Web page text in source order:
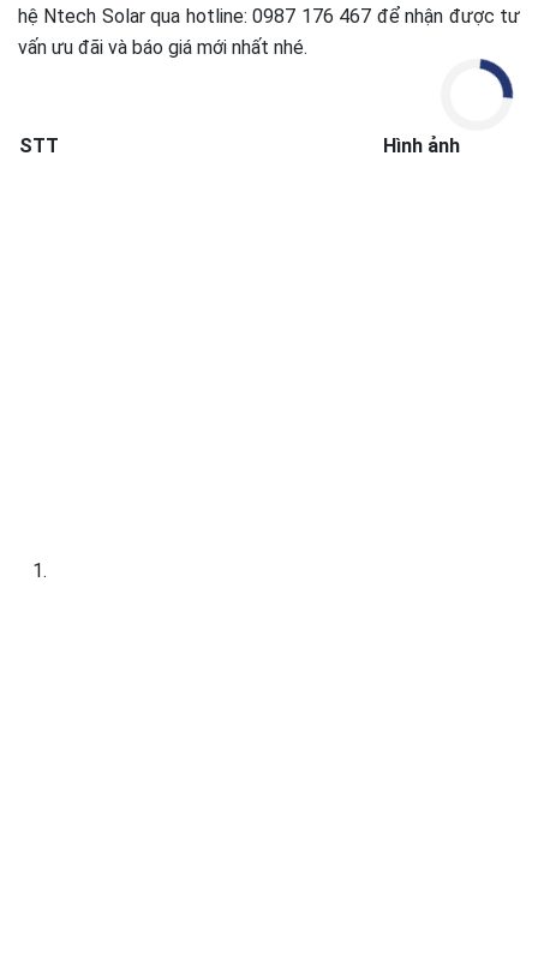
hệ Ntech Solar qua hotline: 0987 176 467 để nhận được tư
vấn ưu đãi và báo giá mới nhất nhé.
STT Hình ảnh
1.